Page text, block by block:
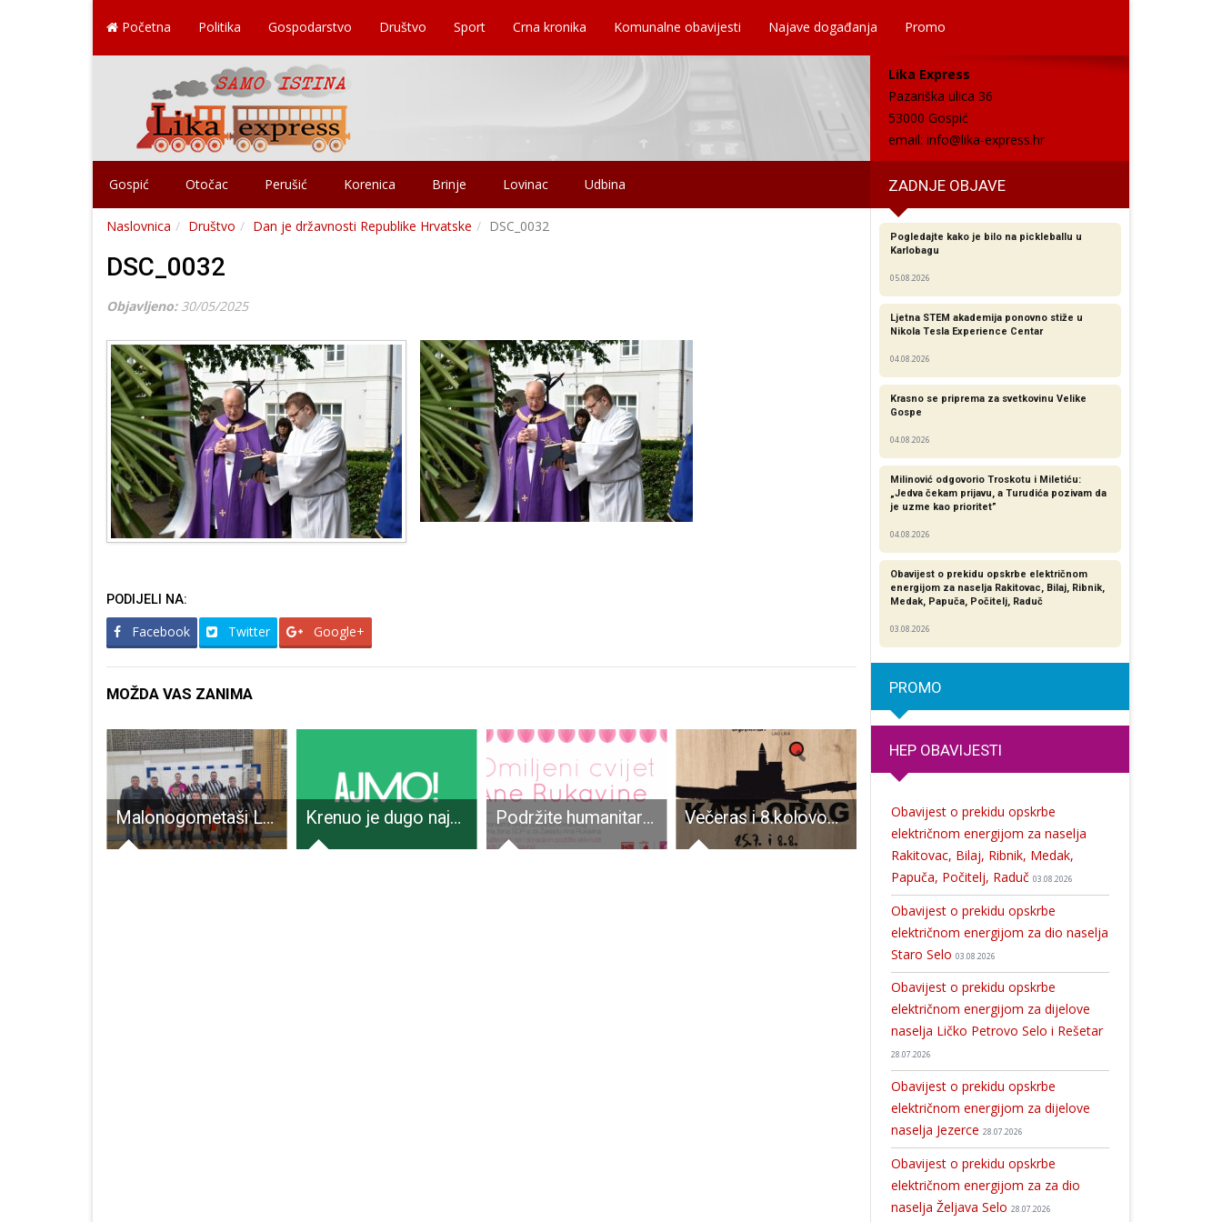
Početna Politika Gospodarstvo Društvo Sport Crna kronika Komunalne obavijesti Najave događanja Promo
Lika Express
Pazariška ulica 36
53000 Gospić
email: info@lika-express.hr
Gospić Otočac Perušić Korenica Brinje Lovinac Udbina ZADNJE OBJAVE
Naslovnica Društvo Dan je državnosti Republike Hrvatske DSC_0032
DSC_0032
Objavljeno: 30/05/2025
PODIJELI NA:
Facebook Twitter Google+
MOŽDA VAS ZANIMA
Malonogometaši LIKA ŠPORTA sjajni u drugoj hrvatskoj malonogometnoj ligi Krenuo je dugo najavljivani natječaj za sufinanciranje organizacije koncerata u manjim sredinama, pilot projekta “AJMO!” Podržite humanitarnu akciju Foruma žena SDP-a za Zakladu Ana Rukavina Večeras i 8.kolovoza u Karlobagu se održava Lička seljačka tržnica Po 31 novooboljela i izliječena osoba od COVID-19
Pogledajte kako je bilo na pickleballu u
Karlobagu
05.08.2026
Ljetna STEM akademija ponovno stiže u
Nikola Tesla Experience Centar
04.08.2026
Krasno se priprema za svetkovinu Velike
Gospe
04.08.2026
Milinović odgovorio Troskotu i Miletiću:
„Jedva čekam prijavu, a Turudića pozivam da
je uzme kao prioritet”
04.08.2026
Obavijest o prekidu opskrbe električnom
energijom za naselja Rakitovac, Bilaj, Ribnik,
Medak, Papuča, Počitelj, Raduč
03.08.2026
PROMO
HEP OBAVIJESTI
Obavijest o prekidu opskrbe
električnom energijom za naselja
Rakitovac, Bilaj, Ribnik, Medak,
Papuča, Počitelj, Raduč 03.08.2026
Obavijest o prekidu opskrbe
električnom energijom za dio naselja
Staro Selo 03.08.2026
Obavijest o prekidu opskrbe
električnom energijom za dijelove
naselja Ličko Petrovo Selo i Rešetar
28.07.2026
Obavijest o prekidu opskrbe
električnom energijom za dijelove
naselja Jezerce 28.07.2026
Obavijest o prekidu opskrbe
električnom energijom za za dio
naselja Željava Selo 28.07.2026